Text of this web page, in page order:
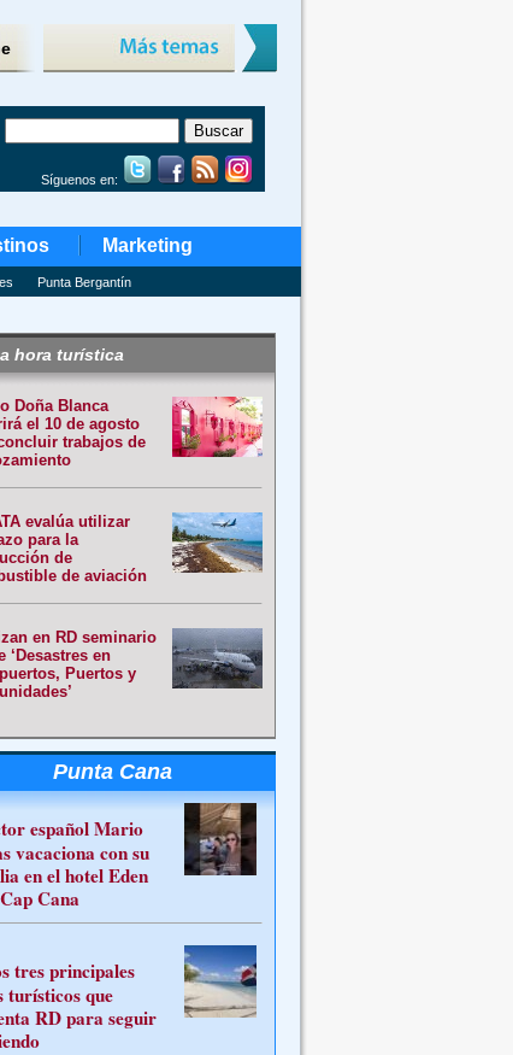
Síguenos en:
Marketing
Punta Bergantín
hora turística
Doña Blanca
el 10 de agosto
trabajos de
evalúa utilizar
para la
de
de aviación
en RD seminario
‘Desastres en
Puertos y
Punta Cana
español Mario
vacaciona con su
en el hotel Eden
Cana
tres principales
turísticos que
RD para seguir